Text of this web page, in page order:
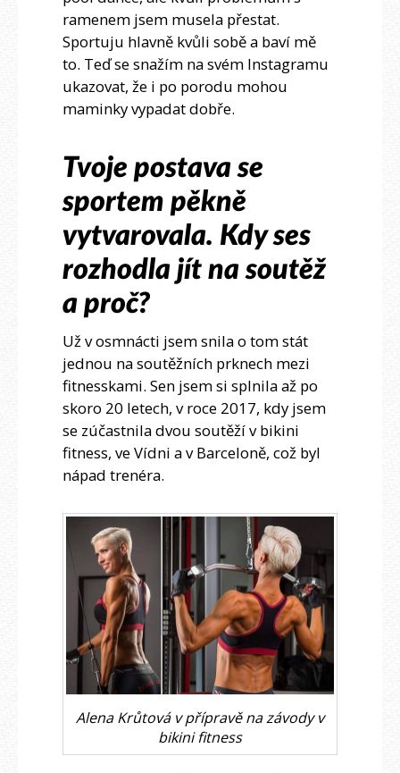
ramenem jsem musela přestat.
Sportuju hlavně kvůli sobě a baví mě
to. Teď se snažím na svém Instagramu
ukazovat, že i po porodu mohou
maminky vypadat dobře.
Tvoje postava se
sportem pěkně
vytvarovala. Kdy ses
rozhodla jít na soutěž
a proč?
Už v osmnácti jsem snila o tom stát
jednou na soutěžních prknech mezi
fitnesskami. Sen jsem si splnila až po
skoro 20 letech, v roce 2017, kdy jsem
se zúčastnila dvou soutěží v bikini
fitness, ve Vídni a v Barceloně, což byl
nápad trenéra.
Alena Krůtová v přípravě na závody v
bikini fitness